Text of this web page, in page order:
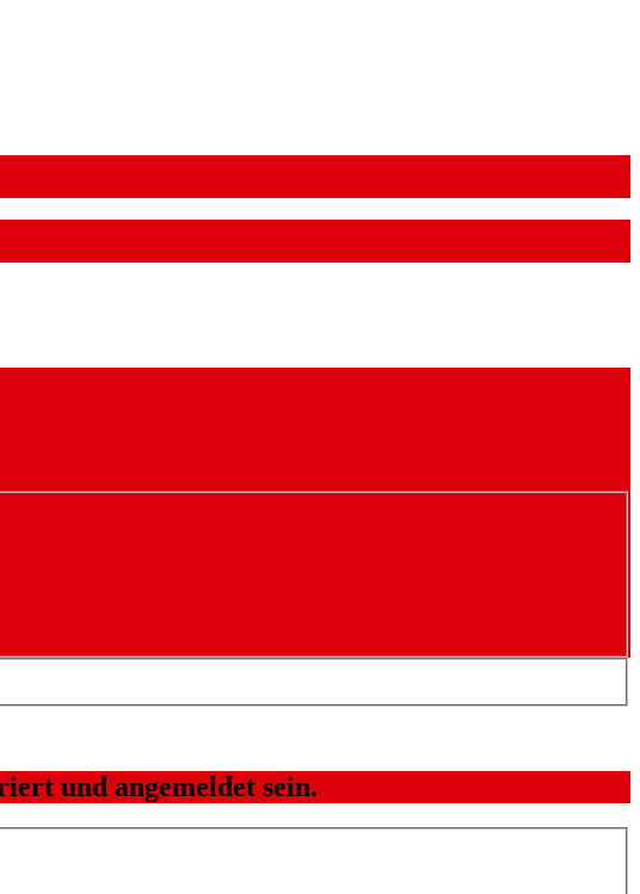
und angemeldet sein.